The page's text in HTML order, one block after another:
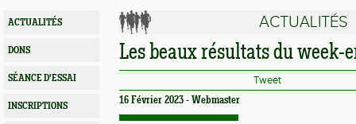
ACTUALITÉS
DONS
SÉANCE D'ESSAI
INSCRIPTIONS
ACTUALITÉS
Les beaux résultats du week-
Tweet
16 Février 2023 - Webmaster